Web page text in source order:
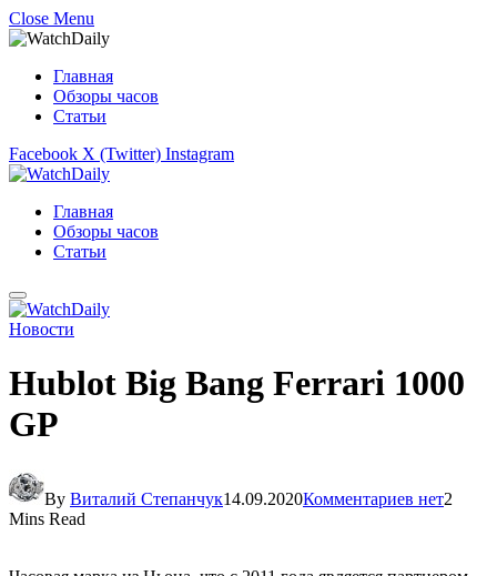
Close Menu
Главная
Обзоры часов
Статьи
Facebook X (Twitter) Instagram
Главная
Обзоры часов
Статьи
Новости
Hublot Big Bang Ferrari 1000
GP
By Виталий Степанчук14.09.2020Комментариев нет2
Mins Read